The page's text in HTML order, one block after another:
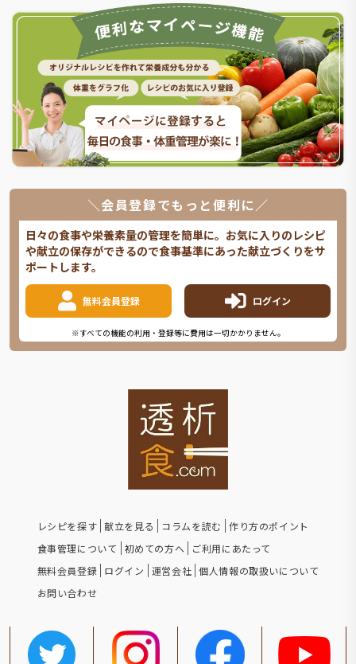
＼会員登録でもっと便利に／
日々の食事や栄養素量の管理を簡単に。お気に入りのレシピ
や献立の保存ができるので食事基準にあった献立づくりをサ
ポートします。
無料会員登録 ログイン
※すべての機能の利用・登録等に費用は一切かかりません。
レシピを探す 献立を見る コラムを読む
作り方のポイント
食事管理について
初めての方へ
ご利用にあたって
無料会員登録 ログイン 運営会社 個人情報の取扱いについて
お問い合わせ